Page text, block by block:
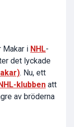
Makar i NHL-
det lyckade
. Nu, ett
klubben att
av bröderna